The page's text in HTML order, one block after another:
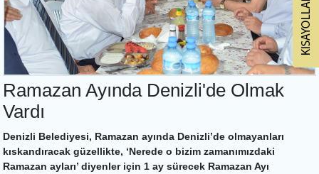
Ramazan Ayında Denizli'de Olmak
Vardı
Denizli Belediyesi, Ramazan ayında Denizli’de olmayanları
kıskandıracak güzellikte, ‘Nerede o bizim zamanımızdaki
Ramazan ayları’ diyenler için 1 ay sürecek Ramazan Ayı